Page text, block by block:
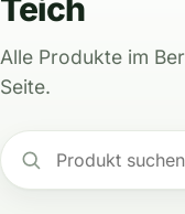
Teich
Alle Produkte im
Seite.